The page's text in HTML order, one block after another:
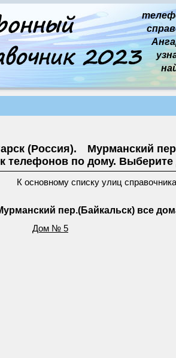
(Россия). Мурманский
телефонов по дому. Выберите
К основному списку улиц справочника
пер.(Байкальск) все
Дом № 5